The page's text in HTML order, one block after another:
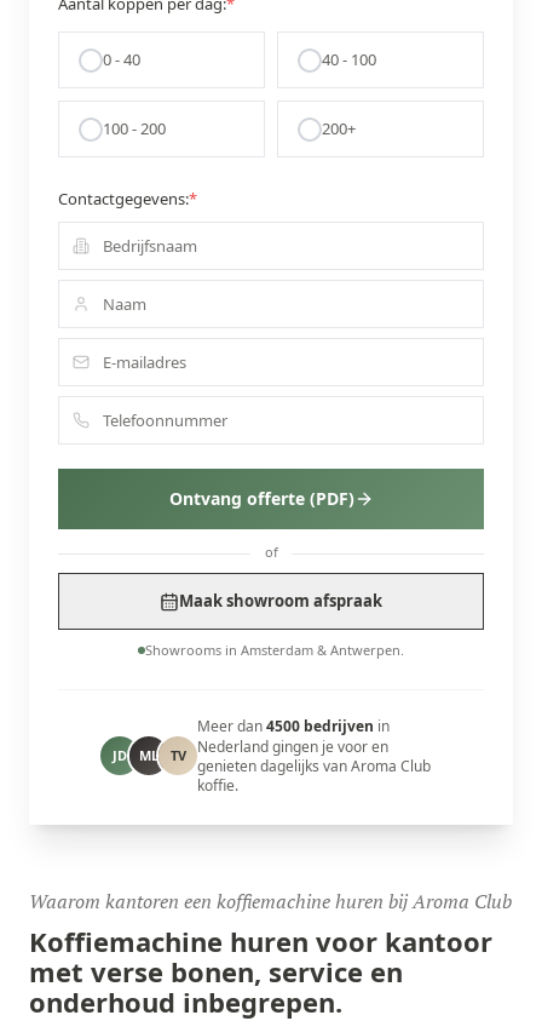
0 - 40 40 - 100
100 - 200 200+
Contactgegevens:*
Ontvang offerte (PDF)
of
Maak showroom afspraak
Showrooms in Amsterdam & Antwerpen.
JD ML TV
Meer dan4500 bedrijven in
Nederland gingen je voor en
genieten dagelijks van Aroma Club
koffie.
Waarom kantoren een koffiemachine huren bij Aroma Club
Koffiemachine huren voor kantoor
met verse bonen, service en
onderhoud inbegrepen.